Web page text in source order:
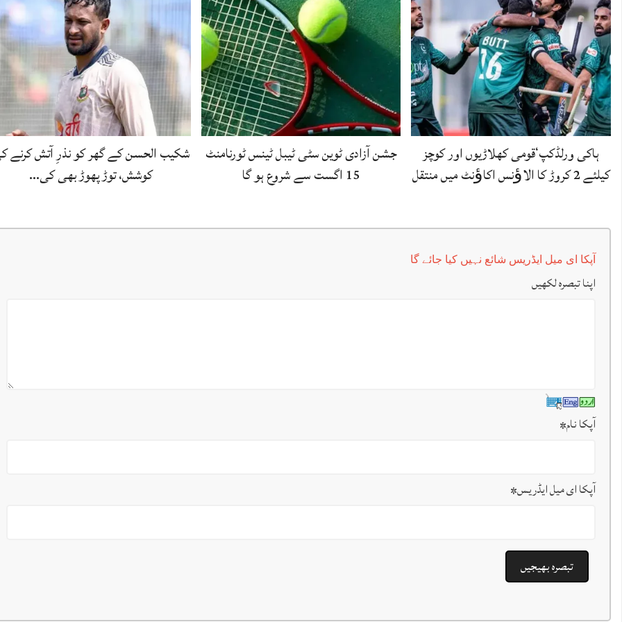
ہاکی ورلڈکپ‘قومی کھلاڑیوں اور کوچز
کیلئے 2 کروڑ کا الاﺅنس اکاﺅنٹ میں منتقل
جشن آزادی ٹوین سٹی ٹیبل ٹینس ٹورنامنٹ
15 اگست سے شروع ہو گا
شکیب الحسن کے گھر کو نذرِ آتش کرنے
کوشش، توڑ پھوڑ بھی کی…
آپکا ای میل ایڈریس شائع نہیں کیا جائے گا
اپنا تبصرہ لکھیں
آپکا نام*
آپکا ای میل ایڈریس*